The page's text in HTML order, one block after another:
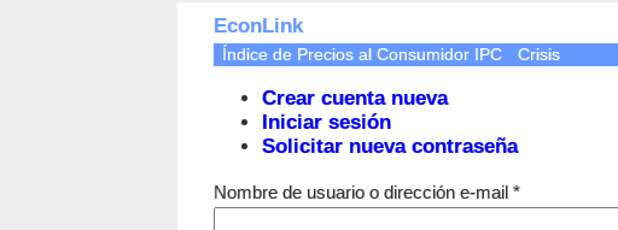
EconLink
Crear cuenta nueva
Iniciar sesión
Solicitar nueva contraseña
Índice de Precios al Consumidor IPC Crisis
Nombre de usuario o dirección e-mail *